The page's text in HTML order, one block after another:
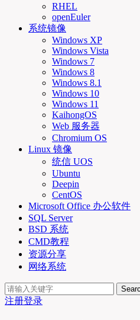
RHEL
openEuler
系统镜像
Windows XP
Windows Vista
Windows 7
Windows 8
Windows 8.1
Windows 10
Windows 11
KaihongOS
Web 服务器
Chromium OS
Linux 镜像
统信 UOS
Ubuntu
Deepin
CentOS
Microsoft Office 办公软件
SQL Server
BSD 系统
CMD教程
资源分享
网络系统
注册登录